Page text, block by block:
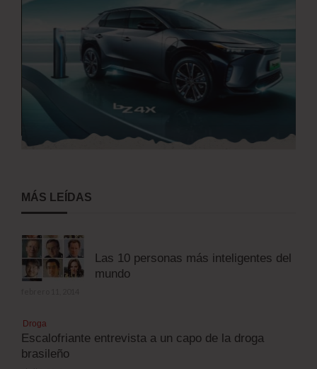
MÁS LEÍDAS
Las 10 personas más inteligentes del
mundo
Droga
Escalofriante entrevista a un capo de la droga
brasileño